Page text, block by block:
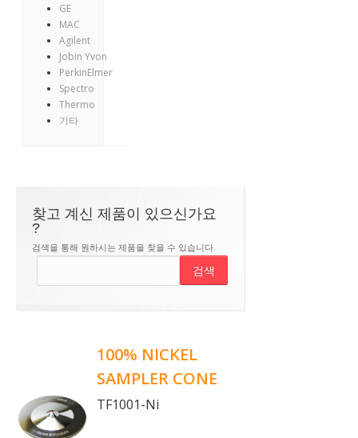
GE
MAC
Agilent
Jobin Yvon
PerkinElmer
Spectro
Thermo
기타
찾고 계신 제품이 있으신가요
?
검색을 통해 원하시는 제품을 찾을 수 있습니다.
100% NICKEL
SAMPLER CONE
TF1001-Ni